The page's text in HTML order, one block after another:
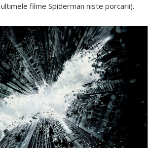
filme Spiderman niste porcarii).